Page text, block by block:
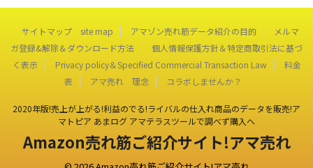
サイトマップ site map アマゾン売れ筋データ紹介の目的
メルマ
ガ登録&解除＆ダウンロード方法
個人情報保護方針＆特定商取引法に基づ
く表示
Privacy policy＆Specified Commercial Transaction Law
料金
表
アマ売れ 理念 コラボしませんか？
2020年版!売上が上がる!利益のでる!ライバルの仕入れ商品のデータを販売!ア
マトピア あまログ アマテラスツールで調べず購入へ
Amazon売れ筋ご紹介サイト!アマ売れ